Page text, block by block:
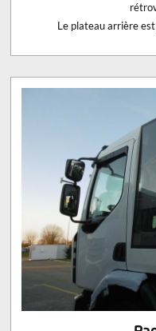
Le plateau arrière